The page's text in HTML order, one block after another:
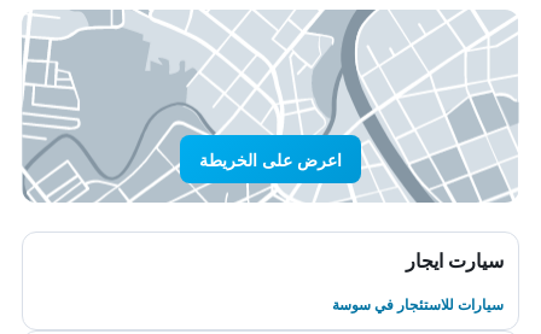
اعرض على الخريطة
سيارت ايجار
سيارات للاستئجار في سوسة